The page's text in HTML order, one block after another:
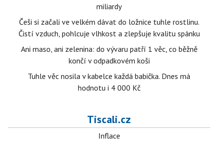
miliardy
Češi si začali ve velkém dávat do ložnice tuhle rostlinu.
Čistí vzduch, pohlcuje vlhkost a zlepšuje kvalitu spánku
Ani maso, ani zelenina: do vývaru patří 1 věc, co běžně
končí v odpadkovém koši
Tuhle věc nosila v kabelce každá babička. Dnes má
hodnotu i 4 000 Kč
Tiscali.cz
Inflace